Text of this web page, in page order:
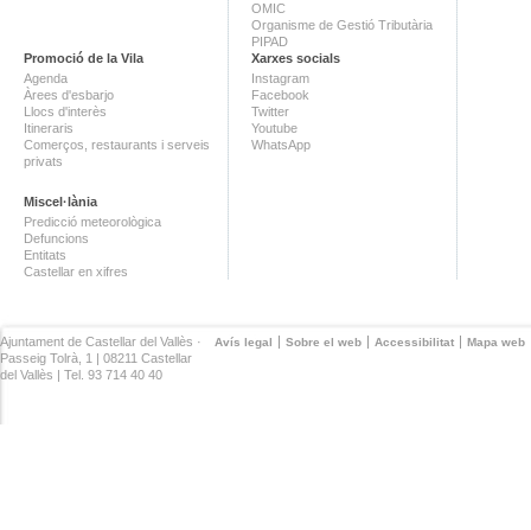
OMIC
Organisme de Gestió Tributària
PIPAD
Promoció de la Vila
Agenda
Àrees d'esbarjo
Llocs d'interès
Itineraris
Comerços, restaurants i serveis
privats
Miscel·lània
Predicció meteorològica
Defuncions
Entitats
Castellar en xifres
Xarxes socials
Instagram
Facebook
Twitter
Youtube
WhatsApp
Avís legal Sobre el web Accessibilitat Mapa web
Ajuntament de Castellar del Vallès ·
Passeig Tolrà, 1 | 08211 Castellar
del Vallès | Tel. 93 714 40 40